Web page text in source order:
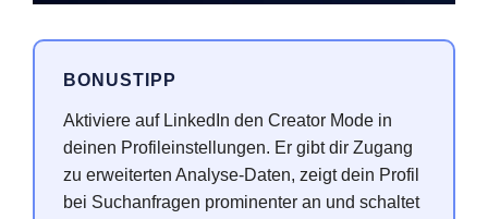
BONUSTIPP
Aktiviere auf LinkedIn den Creator Mode in
deinen Profileinstellungen. Er gibt dir Zugang
zu erweiterten Analyse-Daten, zeigt dein Profil
bei Suchanfragen prominenter an und schaltet